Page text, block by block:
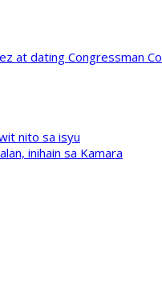
at dating Congressman Co
nito sa isyu
inihain sa Kamara